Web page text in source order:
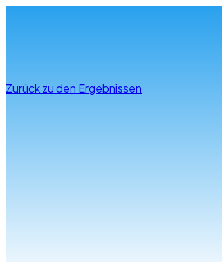
Zurück zu den Ergebnissen